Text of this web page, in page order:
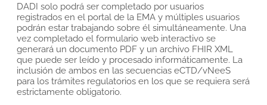
DADI solo podrá ser completado por usuarios
registrados en el portal de la EMA y múltiples usuarios
podrán estar trabajando sobre él simultáneamente. Una
vez completado el formulario web interactivo se
generará un documento PDF y un archivo FHIR XML
que puede ser leído y procesado informáticamente. La
inclusión de ambos en las secuencias eCTD/vNeeS
para los trámites regulatorios en los que se requiera será
estrictamente obligatorio.